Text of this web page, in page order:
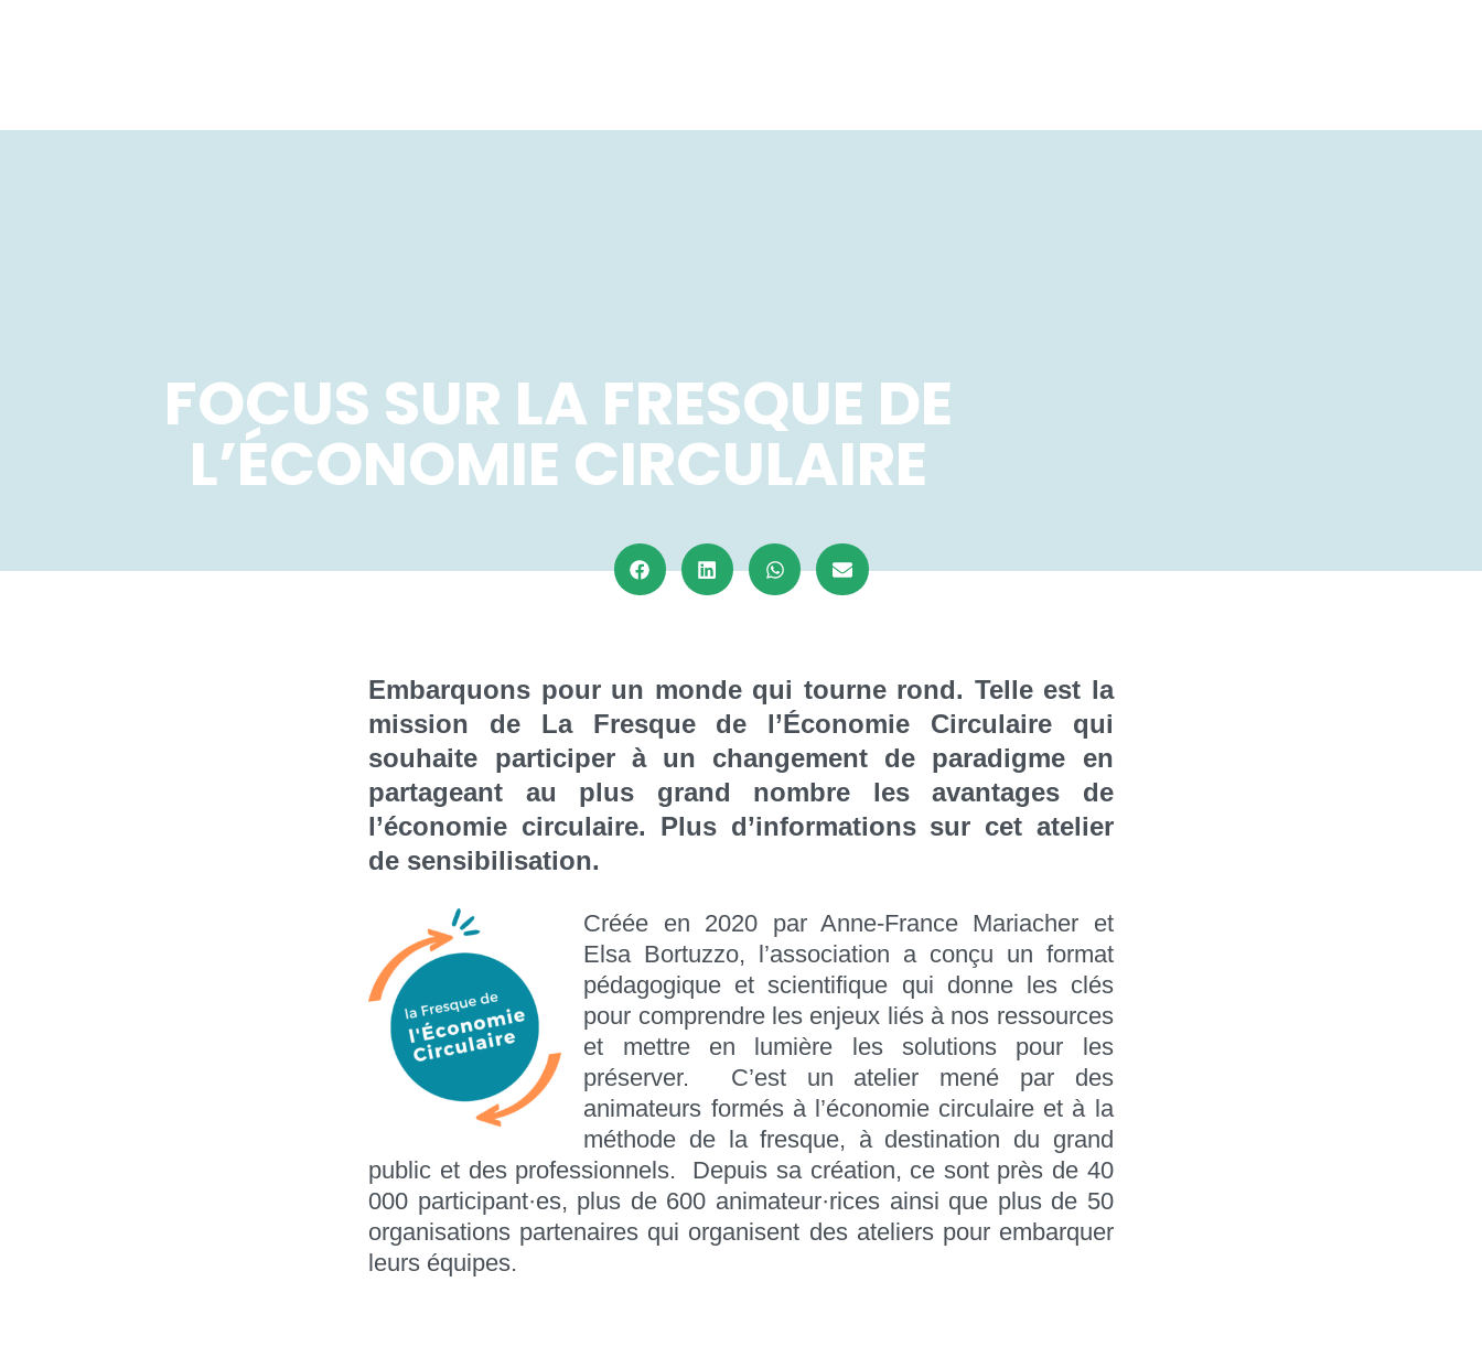
FOCUS SUR LA FRESQUE DE
L’ÉCONOMIE CIRCULAIRE
Embarquons pour un monde qui tourne rond. Telle est la
mission de La Fresque de l’Économie Circulaire qui
souhaite participer à un changement de paradigme en
partageant au plus grand nombre les avantages de
l’économie circulaire. Plus d’informations sur cet atelier
de sensibilisation.
Créée en 2020 par Anne-France Mariacher et
Elsa Bortuzzo, l’association a conçu un format
pédagogique et scientifique qui donne les clés
pour comprendre les enjeux liés à nos ressources
et mettre en lumière les solutions pour les
préserver. C’est un atelier mené par des
animateurs formés à l’économie circulaire et à la
méthode de la fresque, à destination du grand
public et des professionnels. Depuis sa création, ce sont près de 40
000 participant·es, plus de 600 animateur·rices ainsi que plus de 50
organisations partenaires qui organisent des ateliers pour embarquer
leurs équipes.